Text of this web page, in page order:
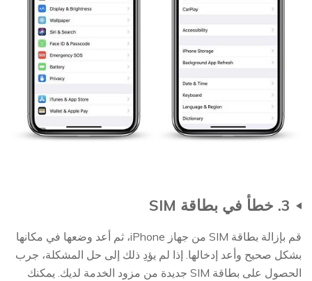
3. خطأ في بطاقة SIM
قم بإزالة بطاقة SIM من جهاز iPhone، ثم أعد وضعها في مكانها
بشكل صحيح وأعد إدخالها. إذا لم يؤدِ ذلك إلى حل المشكلة، جرب
الحصول على بطاقة SIM جديدة من مزود الخدمة لديك. يمكنك